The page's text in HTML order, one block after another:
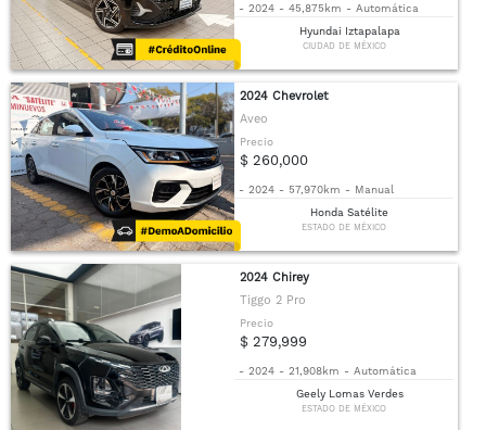
- 2024 - 45,875km - Automática
Hyundai Iztapalapa
CIUDAD DE MÉXICO
2024 Chevrolet
Aveo
Precio
$ 260,000
- 2024 - 57,970km - Manual
Honda Satélite
ESTADO DE MÉXICO
2024 Chirey
Tiggo 2 Pro
Precio
$ 279,999
- 2024 - 21,908km - Automática
Geely Lomas Verdes
ESTADO DE MÉXICO